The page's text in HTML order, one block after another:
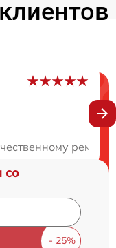
со